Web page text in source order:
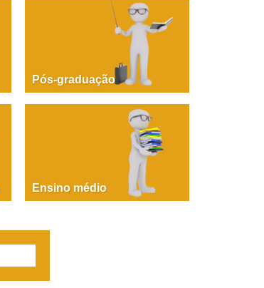
GIUSTINA BACCIN
Aula 1 – parte 1
Pós-graduação
Ensino médio